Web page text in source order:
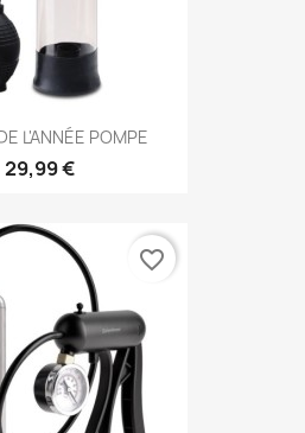
L'ANNÉE POMPE
29,99 €
favorite_border